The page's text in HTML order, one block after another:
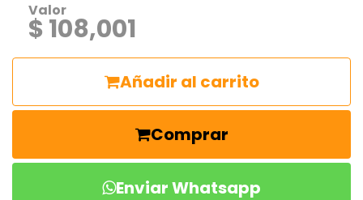
Valor
$ 108,001
Añadir al carrito
Comprar
Enviar Whatsapp